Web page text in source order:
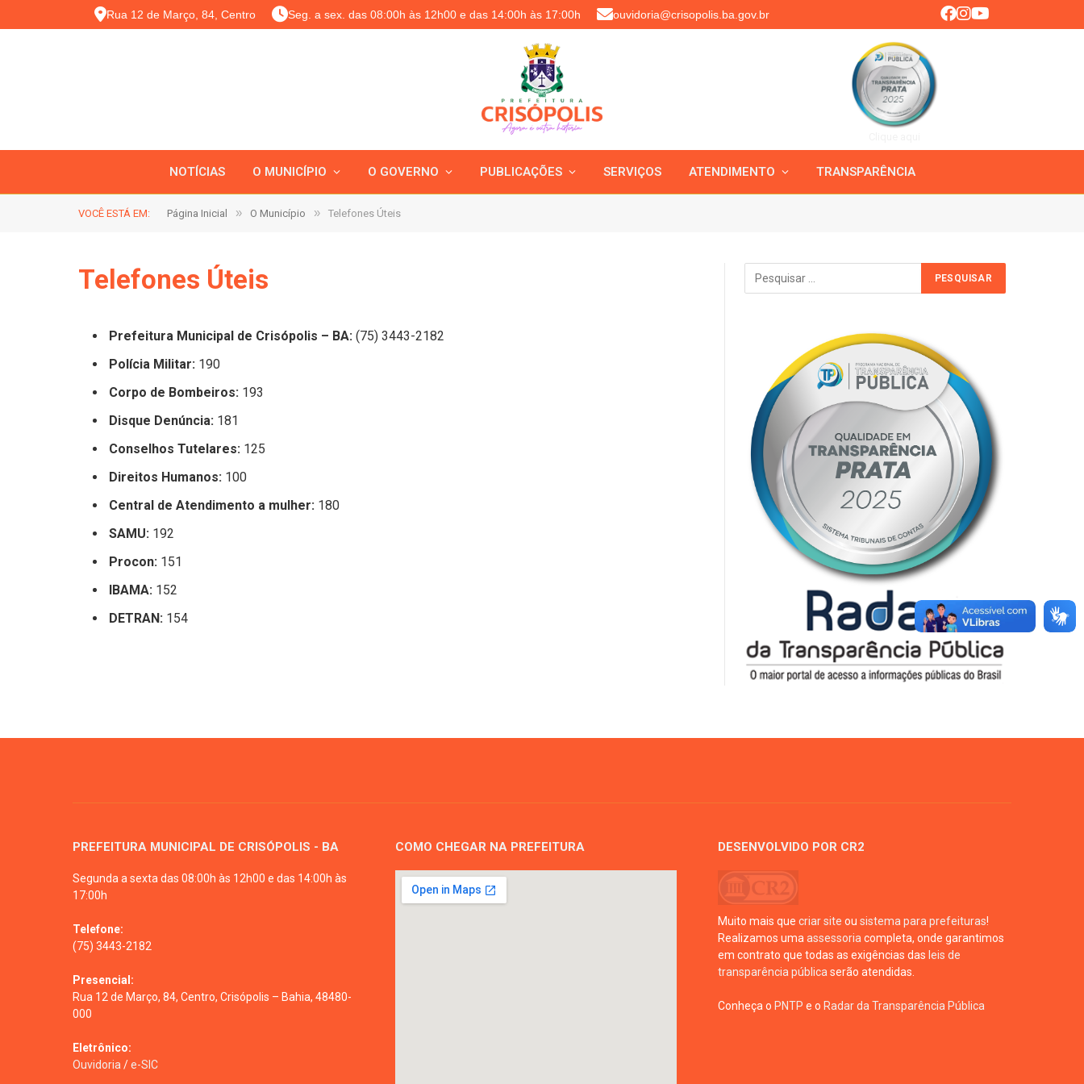
Rua 12 de Março, 84, Centro Seg. a sex. das 08:00h às 12h00 e das 14:00h às 17:00h ouvidoria@crisopolis.ba.gov.br
NOTÍCIAS O MUNICÍPIO O GOVERNO PUBLICAÇÕES SERVIÇOS ATENDIMENTO TRANSPARÊNCIA
VOCÊ ESTÁ EM: Página Inicial » O Município » Telefones Úteis
Telefones Úteis
Prefeitura Municipal de Crisópolis – BA: (75) 3443-2182
Polícia Militar: 190
Corpo de Bombeiros: 193
Disque Denúncia: 181
Conselhos Tutelares: 125
Direitos Humanos: 100
Central de Atendimento a mulher: 180
SAMU: 192
Procon: 151
IBAMA: 152
DETRAN: 154
PREFEITURA MUNICIPAL DE CRISÓPOLIS - BA
Segunda a sexta das 08:00h às 12h00 e das 14:00h às
17:00h
Telefone:
(75) 3443-2182
Presencial:
Rua 12 de Março, 84, Centro, Crisópolis – Bahia, 48480-
000
Eletrônico:
Ouvidoria /e-SIC
COMO CHEGAR NA PREFEITURA DESENVOLVIDO POR CR2
Muito mais que criar site ou sistema para prefeituras!
Realizamos uma assessoria completa, onde garantimos
em contrato que todas as exigências das leis de
transparência pública serão atendidas.
Conheça o PNTP e o Radar da Transparência Pública